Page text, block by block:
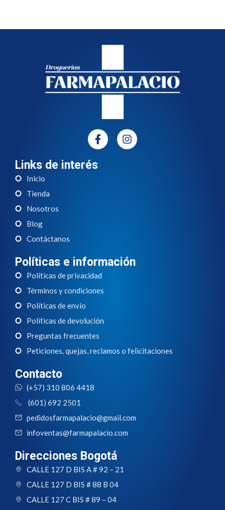
Links de interés
Inicio
Tienda
Nosotros
Blog
Contáctanos
Políticas e información
Políticas de privacidad
Términos y condiciones
Políticas de envío
Políticas de devolución
Preguntas frecuentes
Peticiones, quejas, reclamos o felicitaciones
Contacto
(+57) 310 806 4418
(601) 692 2501
pedidosfarmapalacio@gmail.com
infoventas@farmapalacio.com
Direcciones Bogotá
CALLE 127 D BIS A # 92 – 21
CALLE 127 D BIS # 88 B 04
CALLE 127 C BIS # 89 – 04